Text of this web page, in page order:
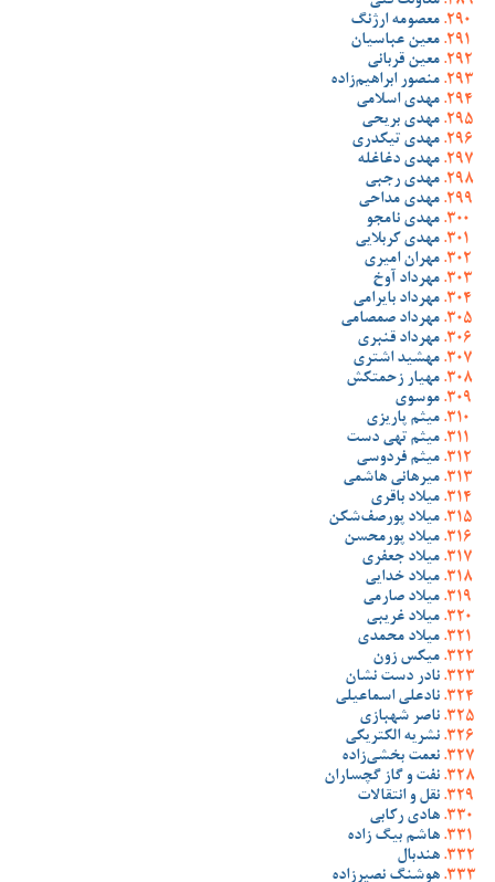
معصومه ارژنگ
معین عباسیان
معین قربانی
منصور ابراهیم‌زاده
مهدی اسلامی
مهدی بریحی
مهدی تیکدری
مهدی دغاغله
مهدی رجبی
مهدی مداحی
مهدی نامجو
مهدی کربلایی
مهران امیری
مهرداد آوخ
مهرداد بایرامی
مهرداد صمصامی
مهرداد قنبری
مهشید اشتری
مهیار زحمتکش
موسوی
میثم پاریزی
میثم تهی دست
میثم فردوسی
میرهانی هاشمی
میلاد باقری
میلاد پورصف‌شکن
میلاد پورمحسن
میلاد جعفری
میلاد خدایی
میلاد صارمی
میلاد غریبی
میلاد محمدی
میکس زون
نادر دست نشان
نادعلی اسماعیلی
ناصر شهبازی
نشریه الکتریکی
نعمت بخشی‌زاده
نفت و گاز گچساران
نقل و انتقالات
هادی رکابی
هاشم بیگ زاده
هندبال
هوشنگ نصیرزاده